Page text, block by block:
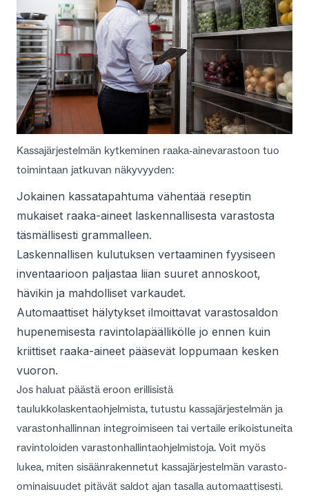
Kassajärjestelmän kytkeminen raaka-ainevarastoon tuo
toimintaan jatkuvan näkyvyyden:
Jokainen kassatapahtuma vähentää reseptin
mukaiset raaka-aineet laskennallisesta varastosta
täsmällisesti grammalleen.
Laskennallisen kulutuksen vertaaminen fyysiseen
inventaarioon paljastaa liian suuret annoskoot,
hävikin ja mahdolliset varkaudet.
Automaattiset hälytykset ilmoittavat varastosaldon
hupenemisesta ravintolapäällikölle jo ennen kuin
kriittiset raaka-aineet pääsevät loppumaan kesken
vuoron.
Jos haluat päästä eroon erillisistä
taulukkolaskentaohjelmista, tutustu kassajärjestelmän ja
varastonhallinnan integroimiseen tai vertaile erikoistuneita
ravintoloiden varastonhallintaohjelmistoja. Voit myös
lukea, miten sisäänrakennetut kassajärjestelmän varasto-
ominaisuudet pitävät saldot ajan tasalla automaattisesti.